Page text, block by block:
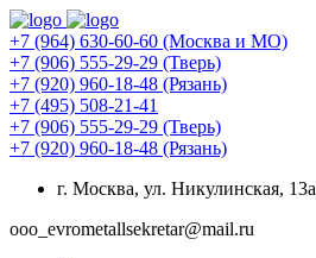
+7 (964) 630-60-60 (Москва и МО)
+7 (906) 555-29-29 (Тверь)
+7 (920) 960-18-48 (Рязань)
+7 (495) 508-21-41
+7 (906) 555-29-29 (Тверь)
+7 (920) 960-18-48 (Рязань)
г. Москва, ул. Никулинская, 13а
ooo_evrometallsekretar@mail.ru